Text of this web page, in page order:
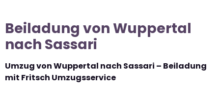
Beiladung von Wuppertal
nach Sassari
Umzug von Wuppertal nach Sassari – Beiladung
mit Fritsch Umzugsservice